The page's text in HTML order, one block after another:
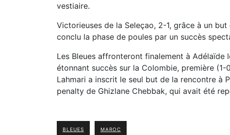
vestiaire.
Victorieuses de la Seleçao, 2-1, grâce à un
conclu la phase de poules par un succès
Les Bleues affronteront finalement à
étonnant succès sur la Colombie, première
Lahmari a inscrit le seul but de la rencontre à
penalty de Ghizlane Chebbak, qui avait été
BLEUES MAROC